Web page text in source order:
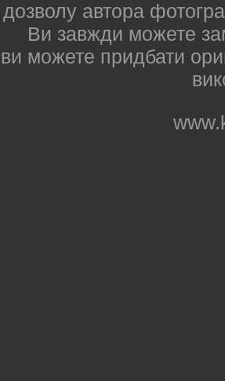
автора
Ви завжди можете
можете придбати